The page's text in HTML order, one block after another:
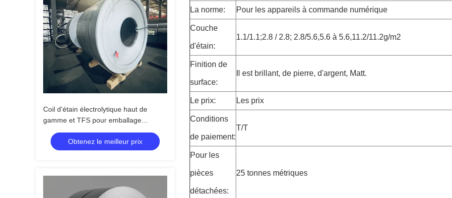
Coil d'étain électrolytique haut de
gamme et TFS pour emballage
alimentaire mondial
Obtenez le meilleur prix
La norme: Pour les appareils à commande numérique
Couche
d'étain:
1.1/1.1;2.8 / 2.8; 2.8/5.6,5.6 à 5.6,11.2/11.2g/m2
Finition de
surface:
Il est brillant, de pierre, d'argent, Matt.
Le prix: Les prix
Conditions
de paiement:
T/T
Pour les
pièces
détachées:
25 tonnes métriques